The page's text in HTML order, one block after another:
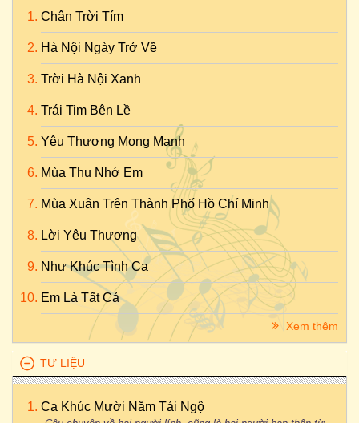
Chân Trời Tím
Hà Nội Ngày Trở Về
Trời Hà Nội Xanh
Trái Tim Bên Lề
Yêu Thương Mong Manh
Mùa Thu Nhớ Em
Mùa Xuân Trên Thành Phố Hồ Chí Minh
Lời Yêu Thương
Như Khúc Tình Ca
Em Là Tất Cả
Xem thêm
TƯ LIỆU
Ca Khúc Mười Năm Tái Ngộ